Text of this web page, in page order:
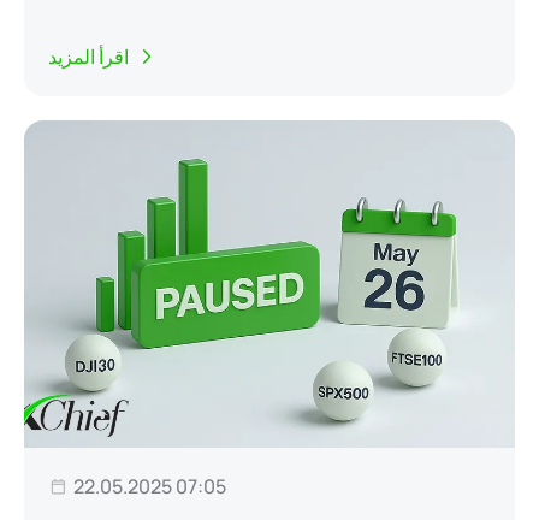
اقرأ المزيد
22.05.2025 07:05